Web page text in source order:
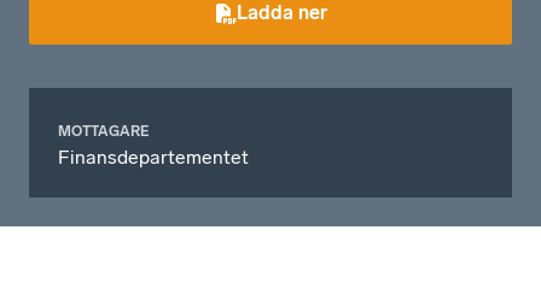
Ladda ner
MOTTAGARE
Finansdepartementet